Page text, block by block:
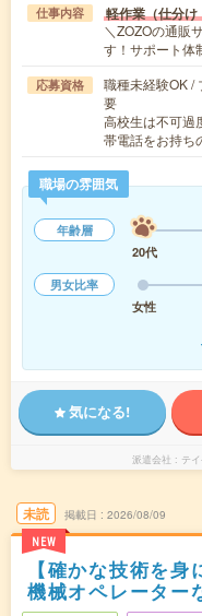
仕事内容 軽作業（仕分
＼ZOZOの通販
す！サポート体
応募資格
職種未経験OK /
要
高校生は不可過
帯電話をお持ち
職場の雰囲気
年齢層
20代
男女比率
女性
気になる!
派遣会社 テ
未読
NEW
掲載日 2026/08/09
【確かな技術を
機械オペレーター